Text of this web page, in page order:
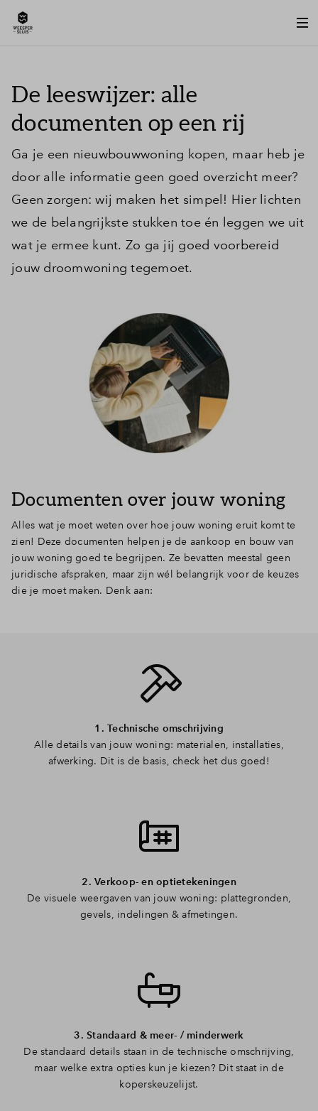
De leeswijzer: alle
documenten op een rij
Ga je een nieuwbouwwoning kopen, maar heb je
door alle informatie geen goed overzicht meer?
Geen zorgen: wij maken het simpel! Hier lichten
we de belangrijkste stukken toe én leggen we uit
wat je ermee kunt. Zo ga jij goed voorbereid
jouw droomwoning tegemoet.
Documenten over jouw woning
Alles wat je moet weten over hoe jouw woning eruit komt te
zien! Deze documenten helpen je de aankoop en bouw van
jouw woning goed te begrijpen. Ze bevatten meestal geen
juridische afspraken, maar zijn wél belangrijk voor de keuzes
die je moet maken. Denk aan:
1. Technische omschrijving
Alle details van jouw woning: materialen, installaties,
afwerking. Dit is de basis, check het dus goed!
2. Verkoop- en optietekeningen
De visuele weergaven van jouw woning: plattegronden,
gevels, indelingen & afmetingen.
3. Standaard & meer- / minderwerk
De standaard details staan in de technische omschrijving,
maar welke extra opties kun je kiezen? Dit staat in de
koperskeuzelijst.